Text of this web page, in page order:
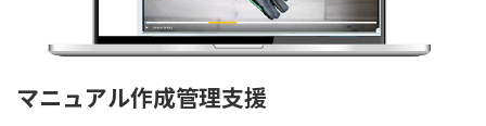
マニュアル作成管理支援